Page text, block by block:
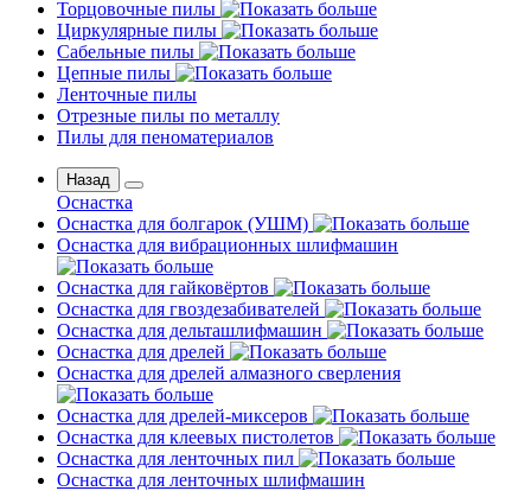
Торцовочные пилы
Циркулярные пилы
Сабельные пилы
Цепные пилы
Ленточные пилы
Отрезные пилы по металлу
Пилы для пеноматериалов
Назад
Оснастка
Оснастка для болгарок (УШМ)
Оснастка для вибрационных шлифмашин
Оснастка для гайковёртов
Оснастка для гвоздезабивателей
Оснастка для дельташлифмашин
Оснастка для дрелей
Оснастка для дрелей алмазного сверления
Оснастка для дрелей-миксеров
Оснастка для клеевых пистолетов
Оснастка для ленточных пил
Оснастка для ленточных шлифмашин